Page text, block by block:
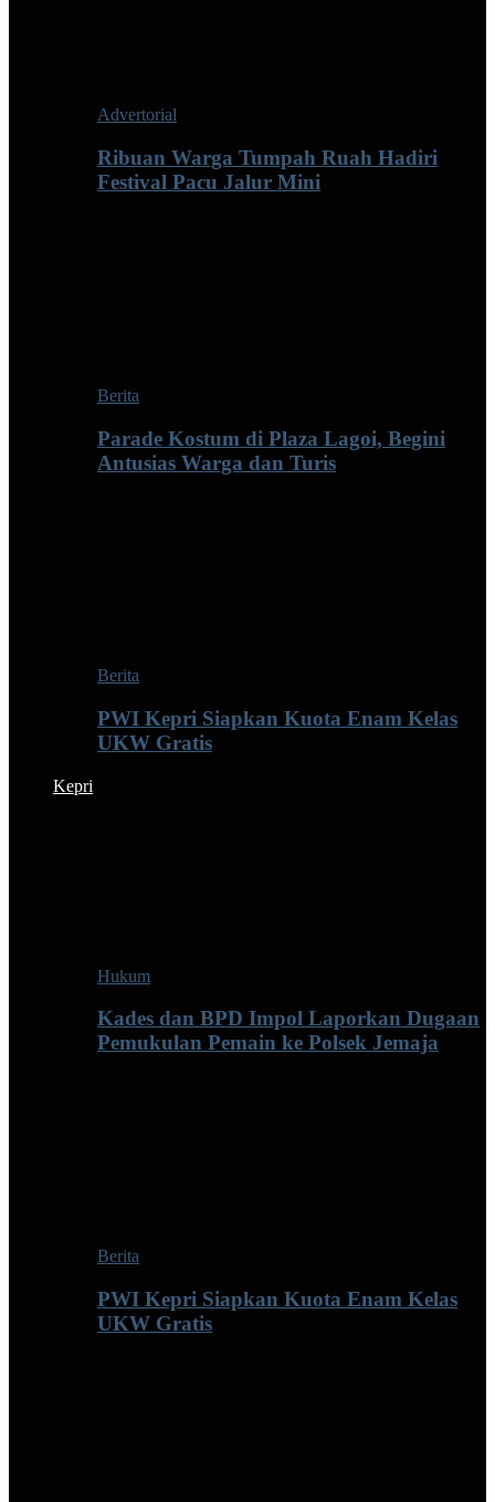
Advertorial
Ribuan Warga Tumpah Ruah Hadiri
Festival Pacu Jalur Mini
Berita
Parade Kostum di Plaza Lagoi, Begini
Antusias Warga dan Turis
Berita
PWI Kepri Siapkan Kuota Enam Kelas
UKW Gratis
Kepri
Hukum
Kades dan BPD Impol Laporkan Dugaan
Pemukulan Pemain ke Polsek Jemaja
Berita
PWI Kepri Siapkan Kuota Enam Kelas
UKW Gratis